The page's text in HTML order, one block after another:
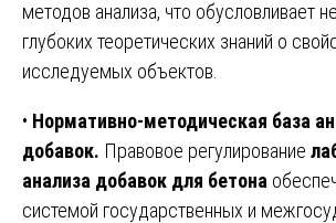
методов анализа, что обусловливает
глубоких теоретических знаний о
исследуемых объектов.
• Нормативно-методическая база
добавок. Правовое регулирование
анализа добавок для бетона
системой государственных и